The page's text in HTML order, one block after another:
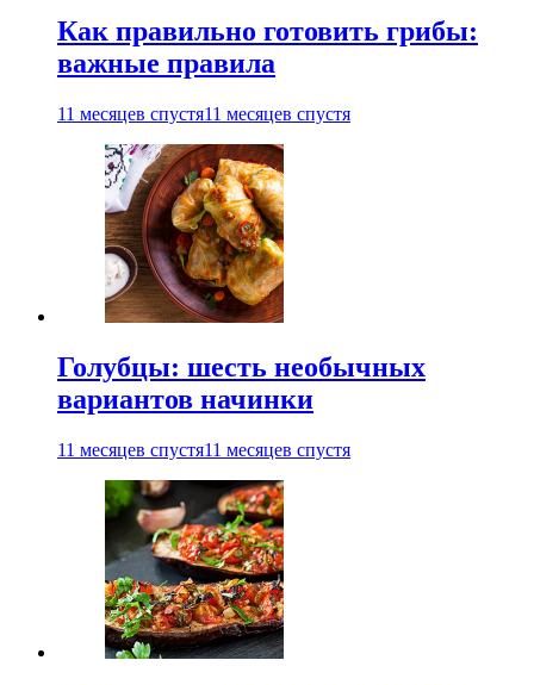
Как правильно готовить грибы:
важные правила
11 месяцев спустя11 месяцев спустя
Голубцы: шесть необычных
вариантов начинки
11 месяцев спустя11 месяцев спустя